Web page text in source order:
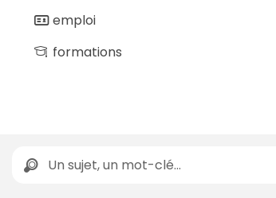
emploi
formations